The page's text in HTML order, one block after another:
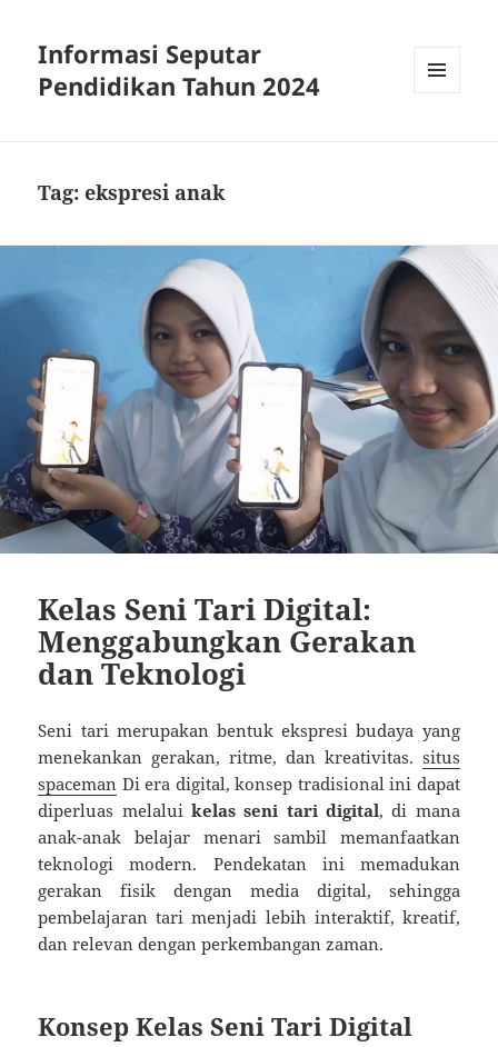
Informasi Seputar
Pendidikan Tahun 2024
Tag:ekspresi anak
Kelas Seni Tari Digital:
Menggabungkan Gerakan
dan Teknologi
Seni tari merupakan bentuk ekspresi budaya yang
menekankan gerakan, ritme, dan kreativitas. situs
spaceman Di era digital, konsep tradisional ini dapat
diperluas melaluikelas seni tari digital, di mana
anak-anak belajar menari sambil memanfaatkan
teknologi modern. Pendekatan ini memadukan
gerakan fisik dengan media digital, sehingga
pembelajaran tari menjadi lebih interaktif, kreatif,
dan relevan dengan perkembangan zaman.
Konsep Kelas Seni Tari Digital